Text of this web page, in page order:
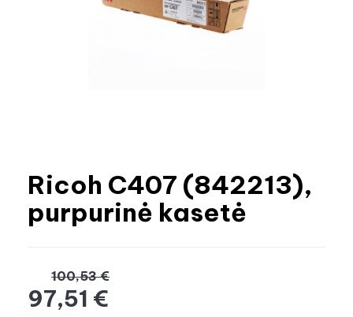
Ricoh C407 (842213),
purpurinė kasetė
100,53 €
97,51 €